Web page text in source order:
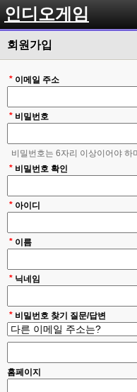
인디오게임
회원가입
이메일 주소
*
비밀번호
*
비밀번호는 6자리 이상이어야
비밀번호 확인
*
* 아이디
* 이름
* 닉네임
* 비밀번호 찾기 질문/답변
홈페이지